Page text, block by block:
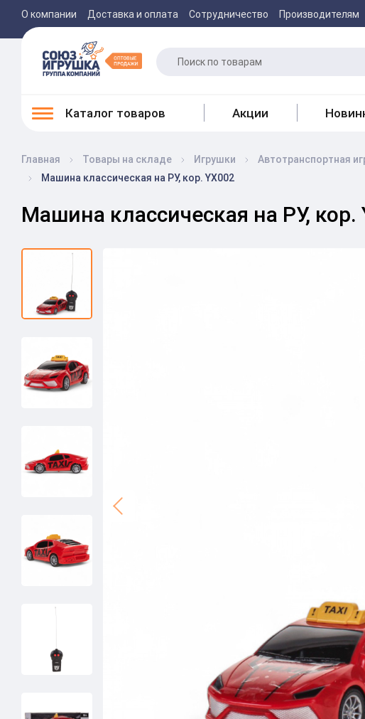
О компании Доставка и оплата Сотрудничество Производителям
Каталог товаров Акции
Главная Товары на складе Игрушки Автотранспортная
Машина классическая на РУ, кор. YX002
Машина классическая на РУ, кор.